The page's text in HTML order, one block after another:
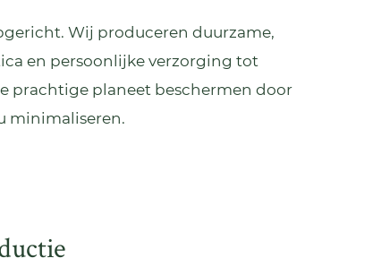
Wij produceren duurzame,
en persoonlijke verzorging tot
prachtige planeet beschermen door
minimaliseren.